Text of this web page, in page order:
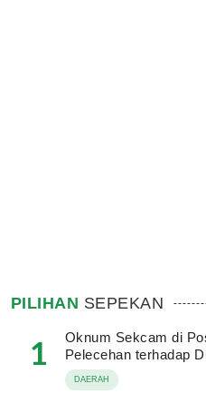
PILIHAN SEPEKAN
1
Oknum Sekcam di
Pelecehan terhadap
DAERAH